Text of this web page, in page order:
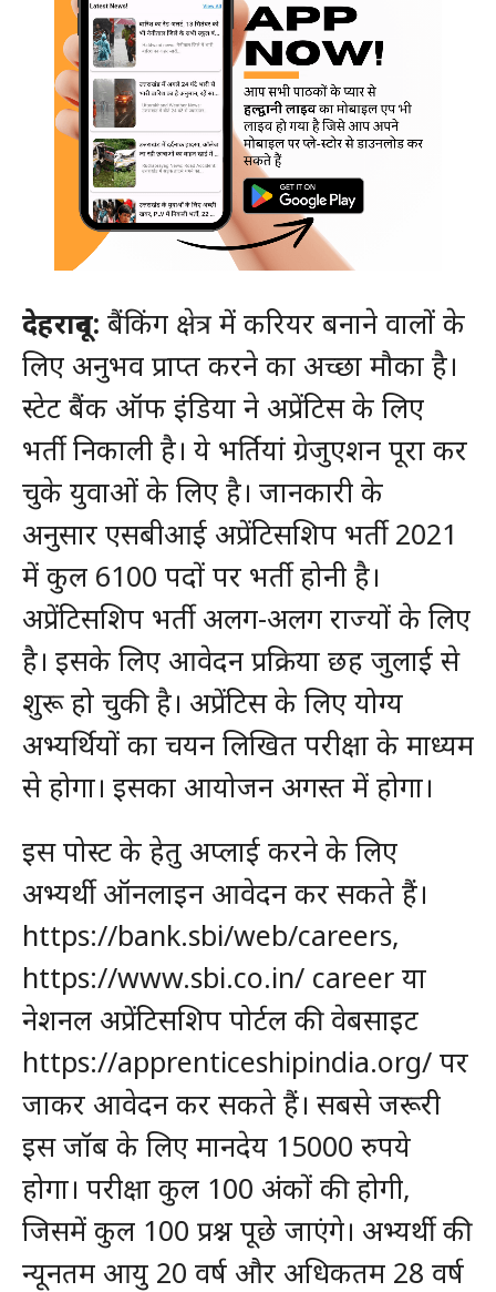
देहरादून: बैंकिंग क्षेत्र में करियर बनाने वालों के
लिए अनुभव प्राप्त करने का अच्छा मौका है।
स्टेट बैंक ऑफ इंडिया ने अप्रेंटिस के लिए
भर्ती निकाली है। ये भर्तियां ग्रेजुएशन पूरा कर
चुके युवाओं के लिए है। जानकारी के
अनुसार एसबीआई अप्रेंटिसशिप भर्ती 2021
में कुल 6100 पदों पर भर्ती होनी है।
अप्रेंटिसशिप भर्ती अलग-अलग राज्यों के लिए
है। इसके लिए आवेदन प्रक्रिया छह जुलाई से
शुरू हो चुकी है। अप्रेंटिस के लिए योग्य
अभ्यर्थियों का चयन लिखित परीक्षा के माध्यम
से होगा। इसका आयोजन अगस्त में होगा।
इस पोस्ट के हेतु अप्लाई करने के लिए
अभ्यर्थी ऑनलाइन आवेदन कर सकते हैं।
https://bank.sbi/web/careers,
https://www.sbi.co.in/ career या
नेशनल अप्रेंटिसशिप पोर्टल की वेबसाइट
https://apprenticeshipindia.org/ पर
जाकर आवेदन कर सकते हैं। सबसे जरूरी
इस जॉब के लिए मानदेय 15000 रुपये
होगा। परीक्षा कुल 100 अंकों की होगी,
जिसमें कुल 100 प्रश्न पूछे जाएंगे। अभ्यर्थी की
न्यूनतम आयु 20 वर्ष और अधिकतम 28 वर्ष